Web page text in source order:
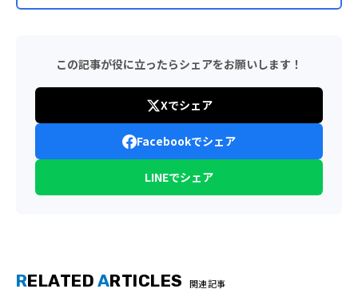
この記事が役に立ったらシェアをお願いします！
Xでシェア
Facebookでシェア
LINEでシェア
RELATED ARTICLES 関連記事